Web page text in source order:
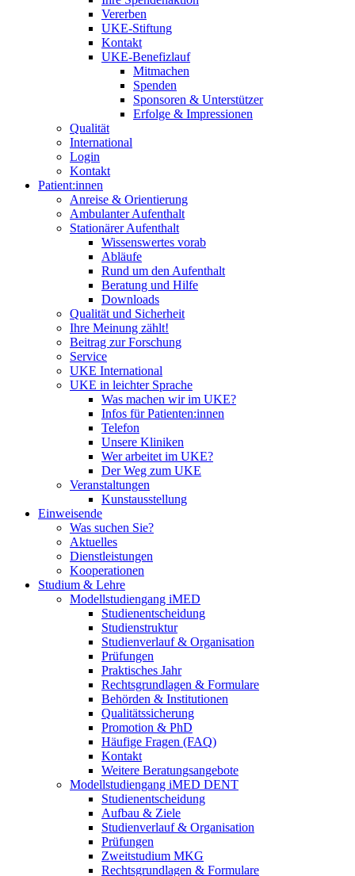
Vererben
UKE-Stiftung
Kontakt
UKE-Benefizlauf
Mitmachen
Spenden
Sponsoren & Unterstützer
Erfolge & Impressionen
Qualität
International
Login
Kontakt
Patient:innen
Anreise & Orientierung
Ambulanter Aufenthalt
Stationärer Aufenthalt
Wissenswertes vorab
Abläufe
Rund um den Aufenthalt
Beratung und Hilfe
Downloads
Qualität und Sicherheit
Ihre Meinung zählt!
Beitrag zur Forschung
Service
UKE International
UKE in leichter Sprache
Was machen wir im UKE?
Infos für Patienten:innen
Telefon
Unsere Kliniken
Wer arbeitet im UKE?
Der Weg zum UKE
Veranstaltungen
Kunstausstellung
Einweisende
Was suchen Sie?
Aktuelles
Dienstleistungen
Kooperationen
Studium & Lehre
Modellstudiengang iMED
Studienentscheidung
Studienstruktur
Studienverlauf & Organisation
Prüfungen
Praktisches Jahr
Rechtsgrundlagen & Formulare
Behörden & Institutionen
Qualitätssicherung
Promotion & PhD
Häufige Fragen (FAQ)
Kontakt
Weitere Beratungsangebote
Modellstudiengang iMED DENT
Studienentscheidung
Aufbau & Ziele
Studienverlauf & Organisation
Prüfungen
Zweitstudium MKG
Rechtsgrundlagen & Formulare